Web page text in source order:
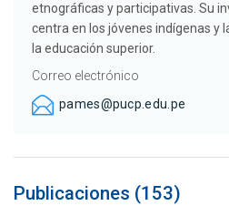
etnográficas y participativas. Su
centra en los jóvenes indígenas y
la educación superior.
Correo electrónico
pames@pucp.edu.pe
Publicaciones (153)